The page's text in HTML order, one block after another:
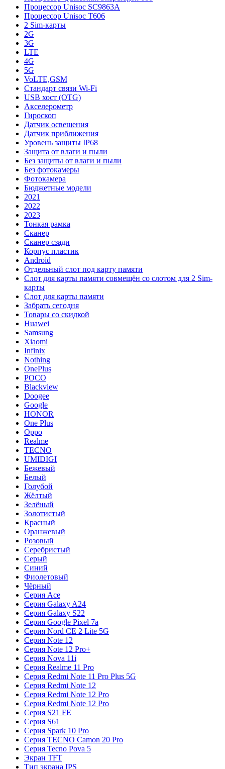
Процессор Unisoc SC9863A
Процессор Unisoc T606
2 Sim-карты
2G
3G
LTE
4G
5G
VoLTE,GSM
Стандарт связи Wi-Fi
USB хост (OTG)
Акселерометр
Гироскоп
Датчик освещения
Датчик приближения
Уровень защиты IP68
Защита от влаги и пыли
Без защиты от влаги и пыли
Без фотокамеры
Фотокамера
Бюджетные модели
2021
2022
2023
Тонкая рамка
Сканер
Сканер сзади
Корпус пластик
Android
Отдельный слот под карту памяти
Слот для карты памяти совмещён со слотом для 2 Sim-
карты
Слот для карты памяти
Забрать сегодня
Товары со скидкой
Huawei
Samsung
Xiaomi
Infinix
Nothing
OnePlus
POCO
Blackview
Doogee
Google
HONOR
One Plus
Oppo
Realme
TECNO
UMIDIGI
Бежевый
Белый
Голубой
Жёлтый
Зелёный
Золотистый
Красный
Оранжевый
Розовый
Серебристый
Серый
Синий
Фиолетовый
Чёрный
Серия Ace
Серия Galaxy A24
Серия Galaxy S22
Серия Google Pixel 7a
Серия Nord CE 2 Lite 5G
Серия Note 12
Серия Note 12 Pro+
Серия Nova 11i
Серия Realme 11 Pro
Серия Redmi Note 11 Pro Plus 5G
Серия Redmi Note 12
Серия Redmi Note 12 Pro
Серия Redmi Note 12 Pro
Серия S21 FE
Серия S61
Серия Spark 10 Pro
Серия TECNO Camon 20 Pro
Серия Tecno Pova 5
Экран TFT
Тип экрана IPS